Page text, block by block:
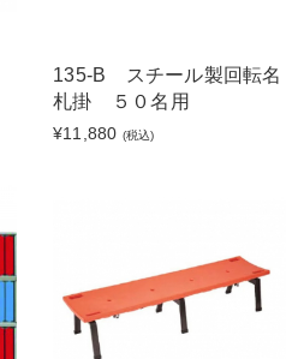
135-B スチール製回転名
札掛 ５０名用
¥11,880 (税込)